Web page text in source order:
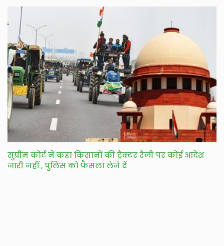
सुप्रीम कोर्ट ने कहा किसानों की ट्रैक्टर रैली पर कोई आदेश
जारी नहीं , पुलिस को फैसला लेने दें